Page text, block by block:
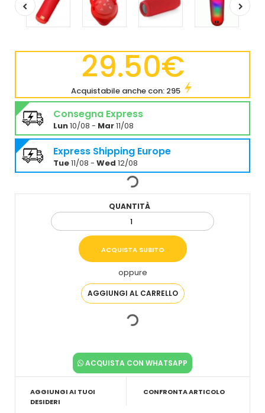
29.50€
Acquistabile anche con: 295
Consegna Express
Lun10/08 - Mar11/08
Express Shipping Europe
Tue11/08 - Wed 12/08
QUANTITÀ
oppure
ACQUISTA CON WHATSAPP
AGGIUNGI AI TUOI
DESIDERI
CONFRONTA ARTICOLO